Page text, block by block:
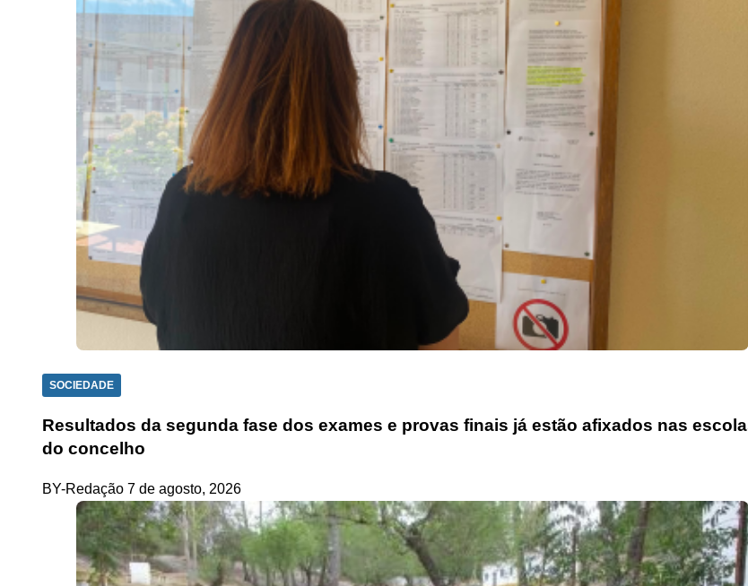
SOCIEDADE
Resultados da segunda fase dos exames e provas finais já estão afixados nas
do concelho
BY-Redação 7 de agosto, 2026